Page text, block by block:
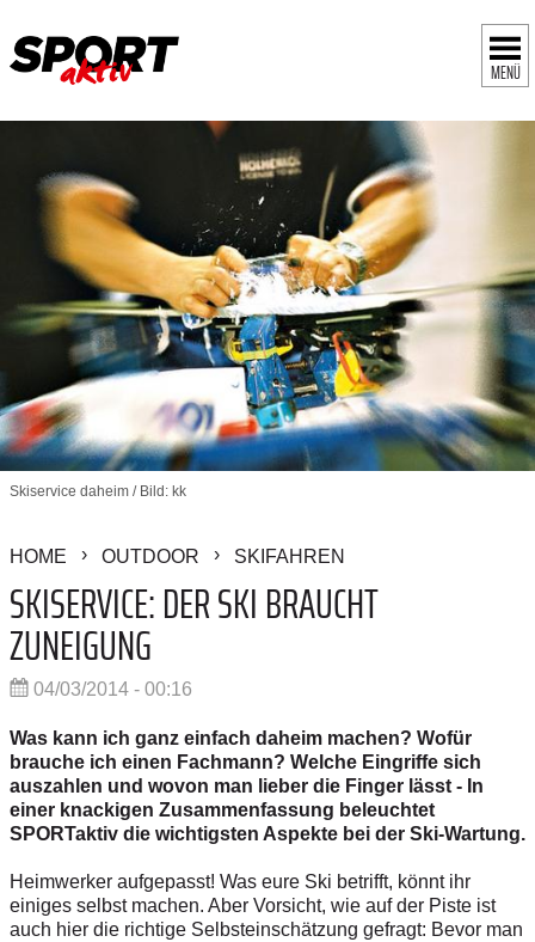
MENÜ
Skiservice daheim / Bild: kk
HOME OUTDOOR SKIFAHREN
SKISERVICE: DER SKI BRAUCHT
ZUNEIGUNG
04/03/2014 - 00:16
Was kann ich ganz einfach daheim machen? Wofür
brauche ich einen Fachmann? Welche Eingriffe sich
auszahlen und wovon man lieber die Finger lässt - In
einer knackigen Zusammenfassung beleuchtet
SPORTaktiv die wichtigsten Aspekte bei der Ski-Wartung.
Heimwerker aufgepasst! Was eure Ski betrifft, könnt ihr
einiges selbst machen. Aber Vorsicht, wie auf der Piste ist
auch hier die richtige Selbsteinschätzung gefragt: Bevor man